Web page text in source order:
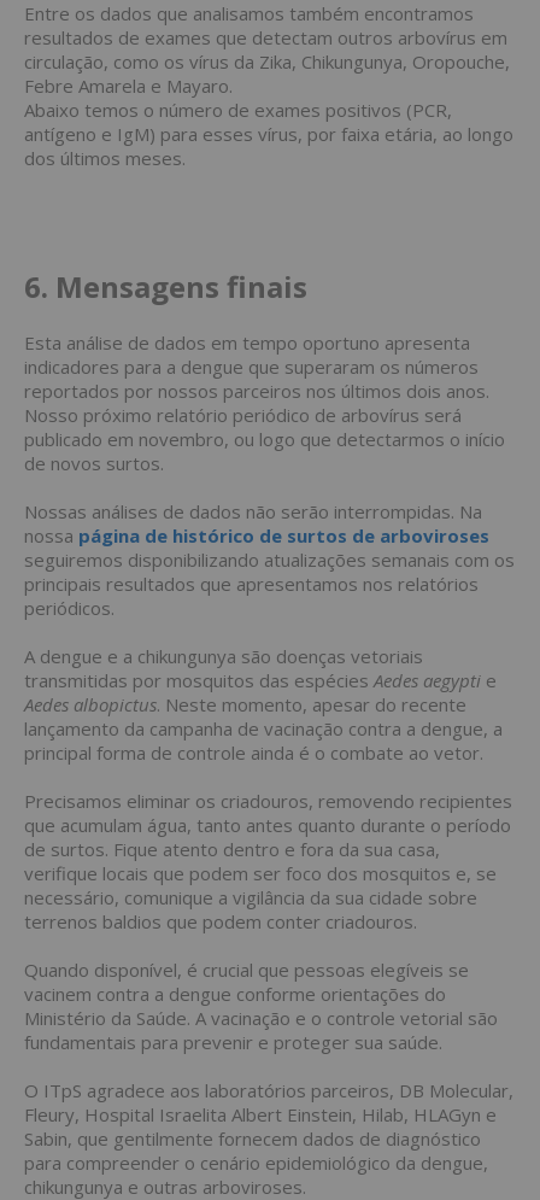
Entre os dados que analisamos também encontramos
resultados de exames que detectam outros arbovírus em
circulação, como os vírus da Zika, Chikungunya, Oropouche,
Febre Amarela e Mayaro.
Abaixo temos o número de exames positivos (PCR,
antígeno e IgM) para esses vírus, por faixa etária, ao longo
dos últimos meses.
6. Mensagens finais
Esta análise de dados em tempo oportuno apresenta
indicadores para a dengue que superaram os números
reportados por nossos parceiros nos últimos dois anos.
Nosso próximo relatório periódico de arbovírus será
publicado em novembro, ou logo que detectarmos o início
de novos surtos.
Nossas análises de dados não serão interrompidas. Na
nossa página de histórico de surtos de arboviroses
seguiremos disponibilizando atualizações semanais com os
principais resultados que apresentamos nos relatórios
periódicos.
A dengue e a chikungunya são doenças vetoriais
transmitidas por mosquitos das espéciesAedes aegypti e
Aedes albopictus. Neste momento, apesar do recente
lançamento da campanha de vacinação contra a dengue, a
principal forma de controle ainda é o combate ao vetor.
Precisamos eliminar os criadouros, removendo recipientes
que acumulam água, tanto antes quanto durante o período
de surtos. Fique atento dentro e fora da sua casa,
verifique locais que podem ser foco dos mosquitos e, se
necessário, comunique a vigilância da sua cidade sobre
terrenos baldios que podem conter criadouros.
Quando disponível, é crucial que pessoas elegíveis se
vacinem contra a dengue conforme orientações do
Ministério da Saúde. A vacinação e o controle vetorial são
fundamentais para prevenir e proteger sua saúde.
O ITpS agradece aos laboratórios parceiros, DB Molecular,
Fleury, Hospital Israelita Albert Einstein, Hilab, HLAGyn e
Sabin, que gentilmente fornecem dados de diagnóstico
para compreender o cenário epidemiológico da dengue,
chikungunya e outras arboviroses.